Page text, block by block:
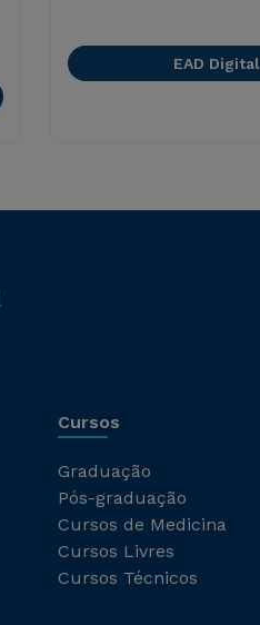
EAD Digital
Cursos
Graduação
Pós-graduação
Cursos de Medicina
Cursos Livres
Cursos Técnicos